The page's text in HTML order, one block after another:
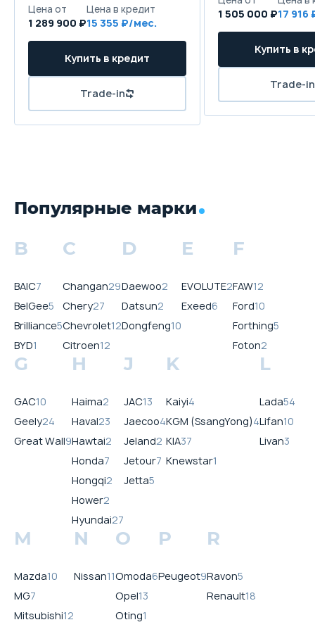
1 289 900 ₽15 355
1 505 000 ₽17 916
Популярные марки
B
BAIC7
BelGee5
Brilliance5
BYD1
C
Changan29
Chery27
Chevrolet12
Citroen12
D
Daewoo2
Datsun2
Dongfeng10
E
EVOLUTE2
Exeed6
F
FAW12
Ford10
Forthing5
Foton2
G
GAC10
Geely24
Great Wall9
H
Haima2
Haval23
Hawtai2
Honda7
Hongqi2
Hower2
Hyundai27
J
JAC13
Jaecoo4
Jeland2
Jetour7
Jetta5
K
Kaiyi4
KGM (SsangYong)4
KIA37
Knewstar1
L
Lada54
Lifan10
Livan3
M
Mazda10
MG7
Mitsubishi12
N
Nissan11
O
Omoda6
Opel13
Oting1
P
Peugeot9
R
Ravon5
Renault18